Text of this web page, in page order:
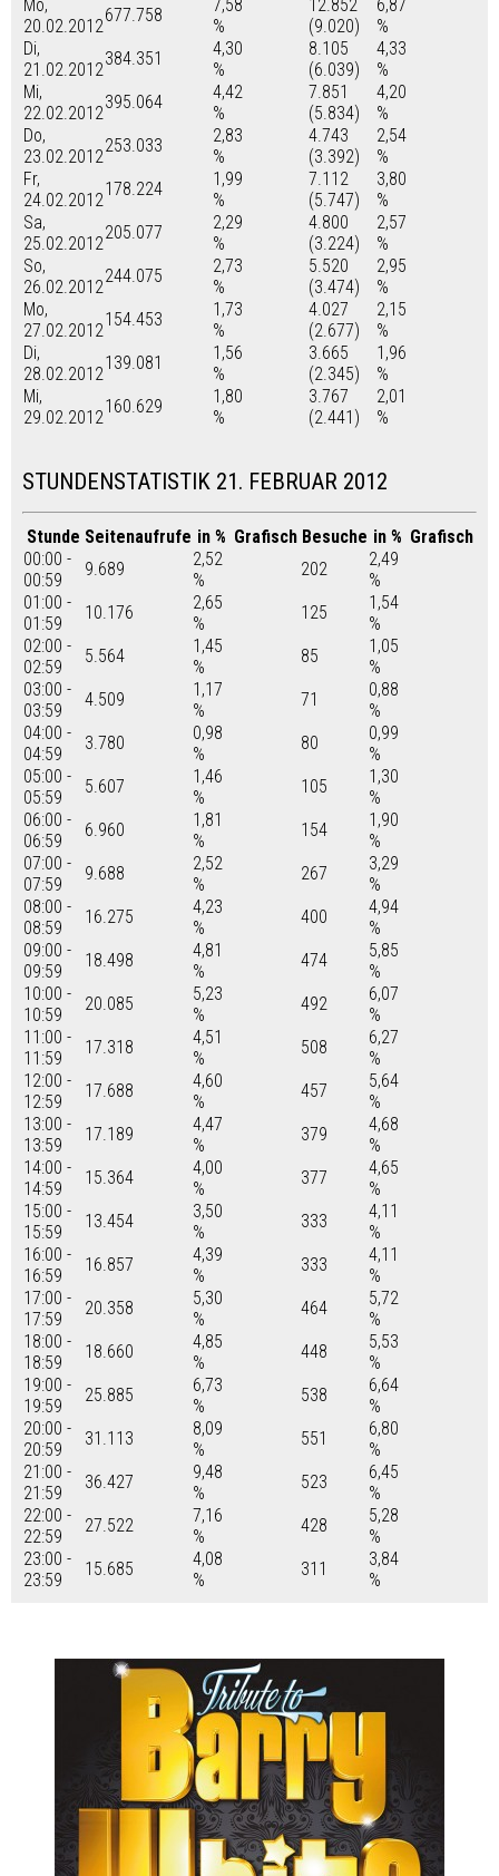
Mo,
20.02.2012
677.758
7,58
%
12.852
(9.020)
6,87
%
Di,
21.02.2012
384.351
4,30
%
8.105
(6.039)
4,33
%
Mi,
22.02.2012
395.064
4,42
%
7.851
(5.834)
4,20
%
Do,
23.02.2012
253.033
2,83
%
4.743
(3.392)
2,54
%
Fr,
24.02.2012
178.224
1,99
%
7.112
(5.747)
3,80
%
Sa,
25.02.2012
205.077
2,29
%
4.800
(3.224)
2,57
%
So,
26.02.2012
244.075
2,73
%
5.520
(3.474)
2,95
%
Mo,
27.02.2012
154.453
1,73
%
4.027
(2.677)
2,15
%
Di,
28.02.2012
139.081
1,56
%
3.665
(2.345)
1,96
%
Mi,
29.02.2012
160.629
1,80
%
3.767
(2.441)
2,01
%
STUNDENSTATISTIK 21. FEBRUAR 2012
Stunde Seitenaufrufe in % Grafisch Besuche in % Grafisch
00:00 -
00:59
9.689
2,52
%
202
2,49
%
01:00 -
01:59
10.176
2,65
%
125
1,54
%
02:00 -
02:59
5.564
1,45
%
85
1,05
%
03:00 -
03:59
4.509
1,17
%
71
0,88
%
04:00 -
04:59
3.780
0,98
%
80
0,99
%
05:00 -
05:59
5.607
1,46
%
105
1,30
%
06:00 -
06:59
6.960
1,81
%
154
1,90
%
07:00 -
07:59
9.688
2,52
%
267
3,29
%
08:00 -
08:59
16.275
4,23
%
400
4,94
%
09:00 -
09:59
18.498
4,81
%
474
5,85
%
10:00 -
10:59
20.085
5,23
%
492
6,07
%
11:00 -
11:59
17.318
4,51
%
508
6,27
%
12:00 -
12:59
17.688
4,60
%
457
5,64
%
13:00 -
13:59
17.189
4,47
%
379
4,68
%
14:00 -
14:59
15.364
4,00
%
377
4,65
%
15:00 -
15:59
13.454
3,50
%
333
4,11
%
16:00 -
16:59
16.857
4,39
%
333
4,11
%
17:00 -
17:59
20.358
5,30
%
464
5,72
%
18:00 -
18:59
18.660
4,85
%
448
5,53
%
19:00 -
19:59
25.885
6,73
%
538
6,64
%
20:00 -
20:59
31.113
8,09
%
551
6,80
%
21:00 -
21:59
36.427
9,48
%
523
6,45
%
22:00 -
22:59
27.522
7,16
%
428
5,28
%
23:00 -
23:59
15.685
4,08
%
311
3,84
%